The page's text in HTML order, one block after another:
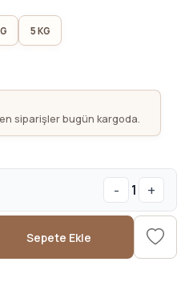
5 KG
siparişler bugün kargoda.
- 1 +
Sepete Ekle